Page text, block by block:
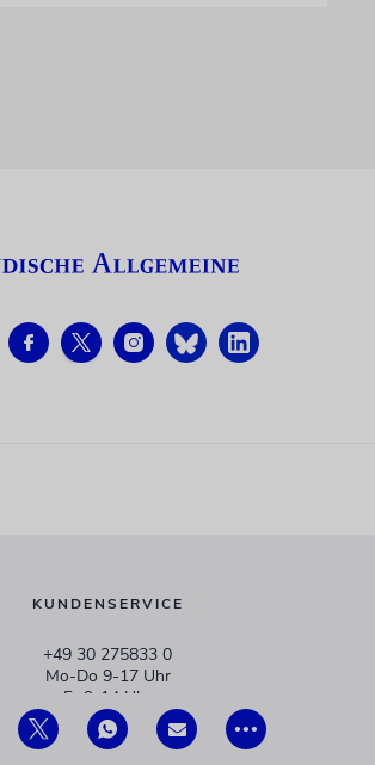
•••
KUNDENSERVICE
+49 30 275833 0
Mo-Do 9-17 Uhr
Fr 9-14 Uhr
verlag@juedische-allgemeine.de